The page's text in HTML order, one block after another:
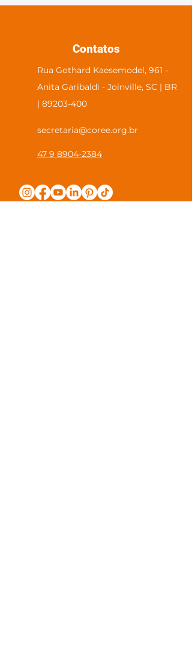
Contatos
Rua Gothard Kaesemodel, 961 -
Anita Garibaldi - Joinville, SC | BR
| 89203-400
secretaria@coree.org.br
47 9 8904-2384